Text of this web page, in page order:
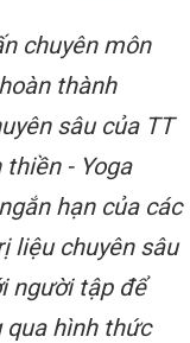
chuyên môn
thành
sâu của TT
- Yoga
hạn của các
liệu chuyên sâu
người tập để
hình thức